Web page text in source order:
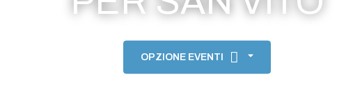
OPZIONE EVENTI